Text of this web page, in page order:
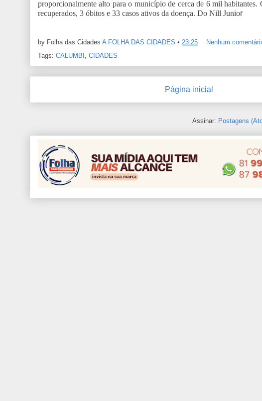
proporcionalmente alto para o município de cerca de 6 mil
recuperados, 3 óbitos e 33 casos ativos da doença. Do Nill Junior
by Folha das Cidades A FOLHA DAS CIDADES • 23:25
Nenhum
Tags: CALUMBI CIDADES
Página inicial
Assinar: Postagens